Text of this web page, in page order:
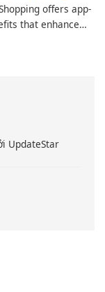
offers app-
that enhance
UpdateStar